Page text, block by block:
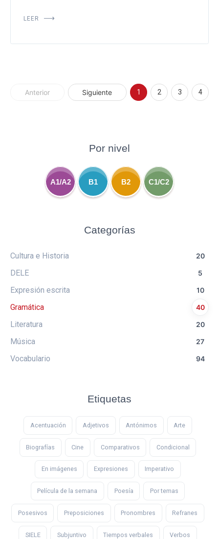
LEER
Anterior Siguiente 1 2 3 4
Por nivel
A1/A2 B1 B2 C1/C2
Categorías
Cultura e Historia 20
DELE 5
Expresión escrita 10
Gramática 40
Literatura 20
Música 27
Vocabulario 94
Etiquetas
Acentuación Adjetivos Antónimos Arte
Biografías Cine Comparativos Condicional
En imágenes Expresiones Imperativo
Película de la semana Poesía Por temas
Posesivos Preposiciones Pronombres Refranes
SIELE Subjuntivo Tiempos verbales Verbos